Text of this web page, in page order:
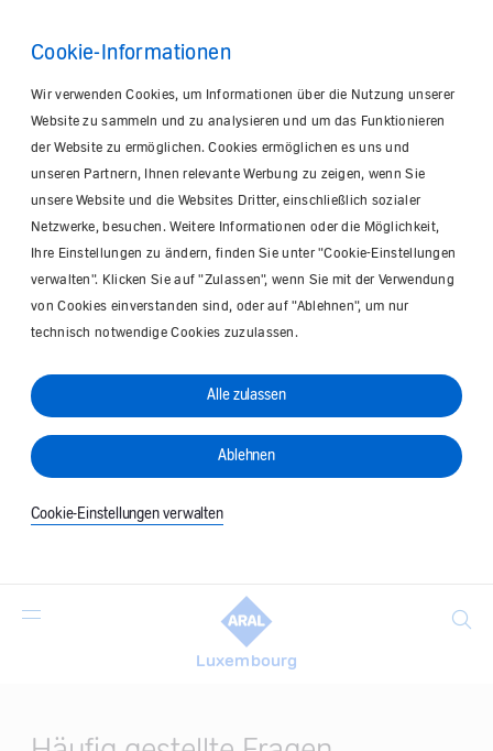
Cookie-Informationen
Wir verwenden Cookies, um Informationen über die Nutzung unserer
Website zu sammeln und zu analysieren und um das Funktionieren
der Website zu ermöglichen. Cookies ermöglichen es uns und
unseren Partnern, Ihnen relevante Werbung zu zeigen, wenn Sie
unsere Website und die Websites Dritter, einschließlich sozialer
Netzwerke, besuchen. Weitere Informationen oder die Möglichkeit,
Ihre Einstellungen zu ändern, finden Sie unter "Cookie-Einstellungen
verwalten". Klicken Sie auf "Zulassen", wenn Sie mit der Verwendung
von Cookies einverstanden sind, oder auf "Ablehnen", um nur
technisch notwendige Cookies zuzulassen.
Alle zulassen
Ablehnen
Cookie-Einstellungen verwalten
Luxembourg
Suche